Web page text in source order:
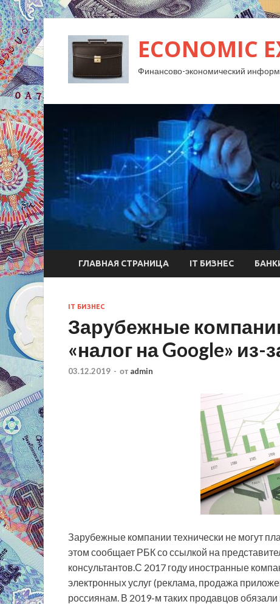
ECONOMIC
Финансово-экономический
ГЛАВНАЯ СТРАНИЦА IT БИЗНЕС
IT БИЗНЕС
Зарубежные
«налог на Google»
03.12.2019 - от admin
Зарубежные компании технически не могут
этом сообщает РБК со ссылкой на
консультантов.С 2017 году иностранные
электронных услуг (реклама, продажа
россиянам. В 2019-м таких продавцов обязали